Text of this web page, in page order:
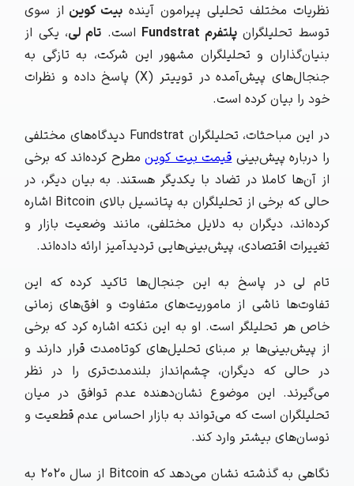
نظریات مختلف تحلیلی پیرامون آینده بیت کوین از سوی
توسط تحلیلگرانپلتفرم است.تام لی، یکی از
بنیان‌گذاران و تحلیلگران مشهور این شرکت، به تازگی به
جنجال‌های پیش‌آمده در توییتر (X) پاسخ داده و نظرات
خود را بیان کرده است.
در این مباحثات، تحلیلگران Fundstrat دیدگاه‌های مختلفی
را درباره پیش‌بینیقیمت بیت کوینمطرح کرده‌اند که برخی
از آن‌ها کاملا در تضاد با یکدیگر هستند. به بیان دیگر، در
حالی که برخی از تحلیلگران به پتانسیل بالای Bitcoin اشاره
کرده‌اند، دیگران به دلایل مختلفی، مانند وضعیت بازار و
تغییرات اقتصادی، پیش‌بینی‌هایی تردیدآمیز ارائه داده‌اند.
تام لی در پاسخ به این جنجال‌ها تاکید کرده که این
تفاوت‌ها ناشی از ماموریت‌های متفاوت و افق‌های زمانی
خاص هر تحلیلگر است. او به این نکته اشاره کرد که برخی
از پیش‌بینی‌ها بر مبنای تحلیل‌های کوتاه‌مدت قرار دارند و
در حالی که دیگران، چشم‌انداز بلندمدت‌تری را در نظر
می‌گیرند. این موضوع نشان‌دهنده عدم توافق در میان
تحلیلگران است که می‌تواند به بازار احساس عدم قطعیت و
نوسان‌های بیشتر وارد کند.
نگاهی به گذشته نشان می‌دهد که Bitcoin از سال 2020 به